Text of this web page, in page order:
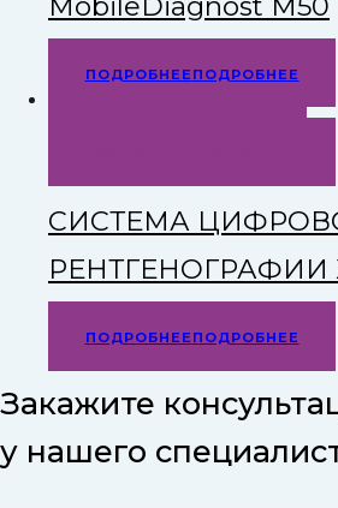
ПОДРОБНЕЕ ПОДРОБНЕЕ
СИСТЕМА
РЕНТГЕНОГРАФИИ
ПОДРОБНЕЕ ПОДРОБНЕЕ
Закажите
у нашего